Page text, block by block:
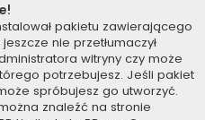
pakietu zawierającego
nie przetłumaczył
witryny czy może
potrzebujesz. Jeśli pakiet
spróbujesz go utworzyć.
znaleźć na stronie